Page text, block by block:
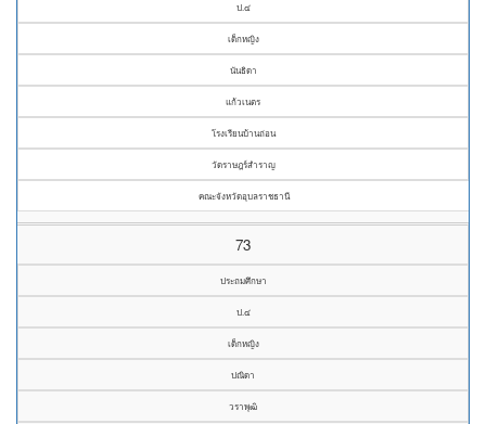
ป.๔
เด็กหญิง
นันธิดา
แก้วเนตร
โรงเรียนบ้านถ่อน
วัดราษฎร์สำราญ
คณะจังหวัดอุบลราชธานี
73
ประถมศึกษา
ป.๔
เด็กหญิง
ปณิดา
วราพุฒิ